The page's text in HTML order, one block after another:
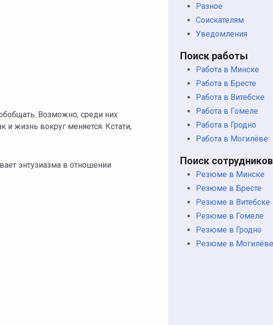
Возможно, среди них
жизнь вокруг меняется. Кстати,
энтузиазма в отношении
Разное
Соискателям
Уведомления
Поиск работы
Работа в Минске
Работа в Бресте
Работа в Витебске
Работа в Гомеле
Работа в Гродно
Работа в Могилёве
Поиск сотрудников
Резюме в Минске
Резюме в Бресте
Резюме в Витебске
Резюме в Гомеле
Резюме в Гродно
Резюме в Могилёве